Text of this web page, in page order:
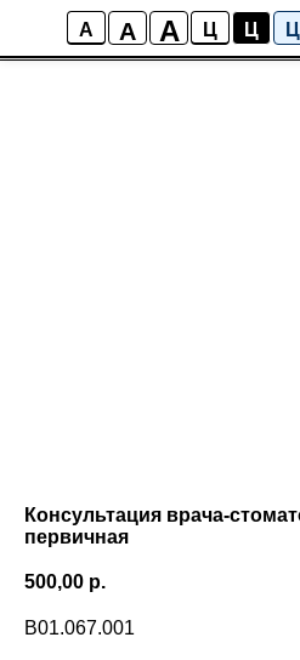
A A A Ц Ц Ц
Консультация врача-
первичная
500,00 р.
B01.067.001